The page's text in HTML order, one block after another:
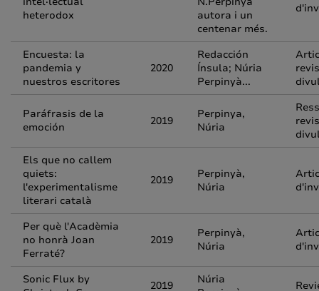
heterodox
autora i un
centenar més.
Encuesta: la
pandemia y
nuestros escritores
2020
Redacción
Ínsula; Núria
Perpinyà...
Paráfrasis de la
emoción
2019
Perpinya,
Núria
Els que no callem
quiets:
l'experimentalisme
literari català
2019
Perpinyà,
Núria
Per què l'Acadèmia
no honrà Joan
Ferraté?
2019
Perpinyà,
Núria
Sonic Flux by
2019
Núria